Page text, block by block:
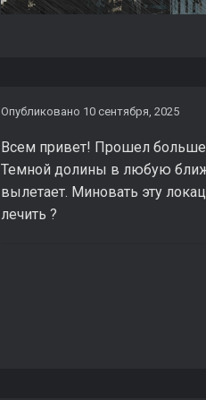
Опубликовано 10 сентября, 2025
Всем привет! Прошел больше
Темной долины в любую
вылетает. Миновать эту
лечить ?